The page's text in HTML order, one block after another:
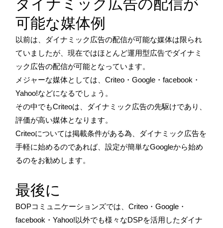
ダイナミック広告の配信が
可能な媒体例
以前は、ダイナミック広告の配信が可能な媒体は限られ
ていましたが、現在ではほとんど運用型広告でダイナミ
ック広告の配信が可能となっています。
メジャーな媒体としては、Criteo・Google・facebook・
Yahoo!などになるでしょう。
その中でもCriteoは、ダイナミック広告の先駆けであり、
評価が高い媒体となります。
Criteoについては掲載条件がある為、ダイナミック広告を
手軽に始めるのであれば、設定が簡単なGoogleから始め
るのをお勧めします。
最後に
BOPコミュニケーションズでは、Criteo・Google・
facebook・Yahoo!以外でも様々なDSPを活用したダイナ